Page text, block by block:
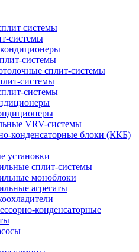
системы
системы
системы
сплит-системы
системы
системы
VRV-системы
конденсаторные блоки (ККБ)
установки
сплит-системы
моноблоки
агрегаты
конденсаторные